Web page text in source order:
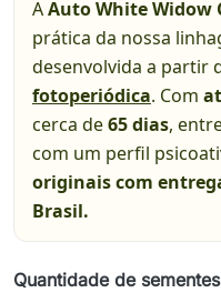
AAuto White Widow
prática da nossa
desenvolvida a partir
fotoperiódica. Com
cerca de65 dias,
com um perfil
originais com
Brasil.
Quantidade de